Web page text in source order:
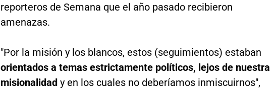
reporteros de Semana que el año pasado recibieron
amenazas.
"Por la misión y los blancos, estos (seguimientos) estaban
orientados a temas estrictamente políticos, lejos de nuestra
misionalidad y en los cuales no deberíamos inmiscuirnos",